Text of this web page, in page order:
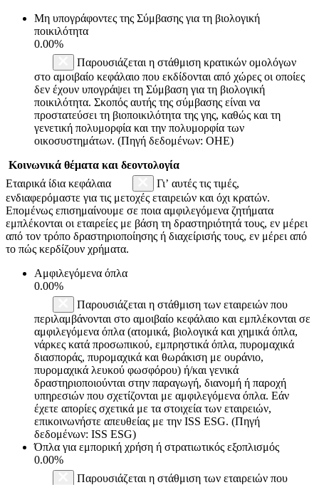
Μη υπογράφοντες της Σύμβασης για τη βιολογική
ποικιλότητα
0.00%
Παρουσιάζεται η στάθμιση κρατικών ομολόγων
στο αμοιβαίο κεφάλαιο που εκδίδονται από χώρες οι οποίες
δεν έχουν υπογράψει τη Σύμβαση για τη βιολογική
ποικιλότητα. Σκοπός αυτής της σύμβασης είναι να
προστατεύσει τη βιοποικιλότητα της γης, καθώς και τη
γενετική πολυμορφία και την πολυμορφία των
οικοσυστημάτων. (Πηγή δεδομένων: ΟΗΕ)
Κοινωνικά θέματα και δεοντολογία
Εταιρικά ίδια κεφάλαια
Γι’ αυτές τις τιμές,
ενδιαφερόμαστε για τις μετοχές εταιρειών και όχι κρατών.
Επομένως επισημαίνουμε σε ποια αμφιλεγόμενα ζητήματα
εμπλέκονται οι εταιρείες με βάση τη δραστηριότητά τους, εν μέρει
από τον τρόπο δραστηριοποίησης ή διαχείρισής τους, εν μέρει από
το πώς κερδίζουν χρήματα.
Αμφιλεγόμενα όπλα
0.00%
Παρουσιάζεται η στάθμιση των εταιρειών που
περιλαμβάνονται στο αμοιβαίο κεφάλαιο και εμπλέκονται σε
αμφιλεγόμενα όπλα (ατομικά, βιολογικά και χημικά όπλα,
νάρκες κατά προσωπικού, εμπρηστικά όπλα, πυρομαχικά
διασποράς, πυρομαχικά και θωράκιση με ουράνιο,
πυρομαχικά λευκού φωσφόρου) ή/και γενικά
δραστηριοποιούνται στην παραγωγή, διανομή ή παροχή
υπηρεσιών που σχετίζονται με αμφιλεγόμενα όπλα. Εάν
έχετε απορίες σχετικά με τα στοιχεία των εταιρειών,
επικοινωνήστε απευθείας με την ISS ESG. (Πηγή
δεδομένων: ISS ESG)
Όπλα για εμπορική χρήση ή στρατιωτικός εξοπλισμός
0.00%
Παρουσιάζεται η στάθμιση των εταιρειών που